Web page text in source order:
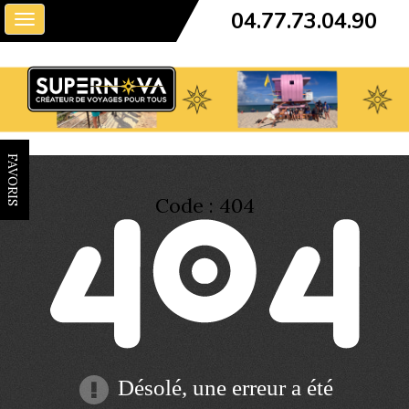
Toggle
navigation
04.77.73.04.90
FAVORIS Code : 404
Désolé, une erreur a été